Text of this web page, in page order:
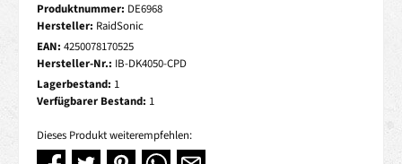
Produktnummer: DE6968
Hersteller: RaidSonic
EAN: 4250078170525
Hersteller-Nr.: IB-DK4050-CPD
Lagerbestand: 1
Verfügbarer Bestand: 1
Dieses Produkt weiterempfehlen: